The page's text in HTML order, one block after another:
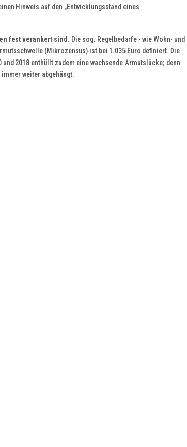
Hinweis auf den „Entwicklungsstand eines
fest verankert sind. Die sog. Regelbedarfe - wie Wohn- und
(Mikrozensus) ist bei 1.035 Euro definiert. Die
2018 enthüllt zudem eine wachsende Armutslücke; denn
weiter abgehängt.